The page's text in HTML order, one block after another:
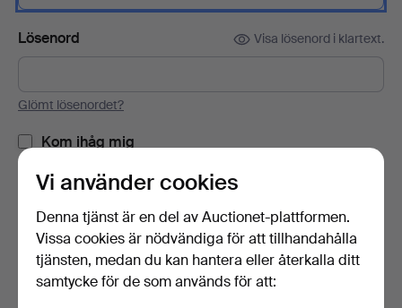
Lösenord Visa lösenord i klartext.
Glömt lösenordet?
Kom ihåg mig
Logga in
eller logga in via Facebook här
Vi använder cookies
Denna tjänst är en del av Auctionet-plattformen.
Vissa cookies är nödvändiga för att tillhandahålla
tjänsten, medan du kan hantera eller återkalla ditt
samtycke för de som används för att: